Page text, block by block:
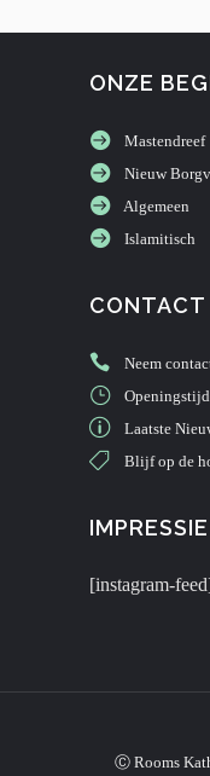
ONZE
Mastendreef
Nieuw
Algemeen
Islamitisch
CONTACT
Neem
Laatste
Blijf op de
IMPRESSIE
[instagram-
Ⓒ Rooms